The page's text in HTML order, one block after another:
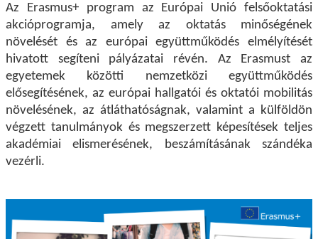
Az Erasmus+ program az Európai Unió felsőoktatási
akcióprogramja, amely az oktatás minőségének
növelését és az európai együttműködés elmélyítését
hivatott segíteni pályázatai révén. Az Erasmust az
egyetemek közötti nemzetközi együttműködés
elősegítésének, az európai hallgatói és oktatói mobilitás
növelésének, az átláthatóságnak, valamint a külföldön
végzett tanulmányok és megszerzett képesítések teljes
akadémiai elismerésének, beszámításának szándéka
vezérli.